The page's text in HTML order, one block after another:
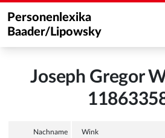
Personenlexika
Baader/Lipowsky
Joseph Gregor
Nachname Wink